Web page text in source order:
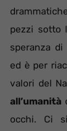
pezzi sotto
speranza
ed è per
valori del
all’umanità
occhi. Ci